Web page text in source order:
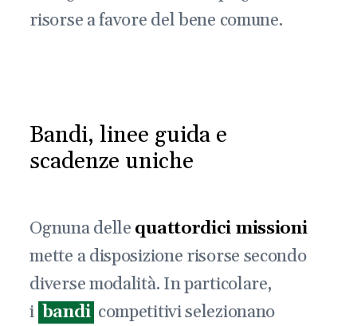
risorse a favore del bene comune.
Bandi, linee guida e
scadenze uniche
Ognuna delle quattordici missioni
mette a disposizione risorse secondo
diverse modalità. In particolare,
i bandi competitivi selezionano